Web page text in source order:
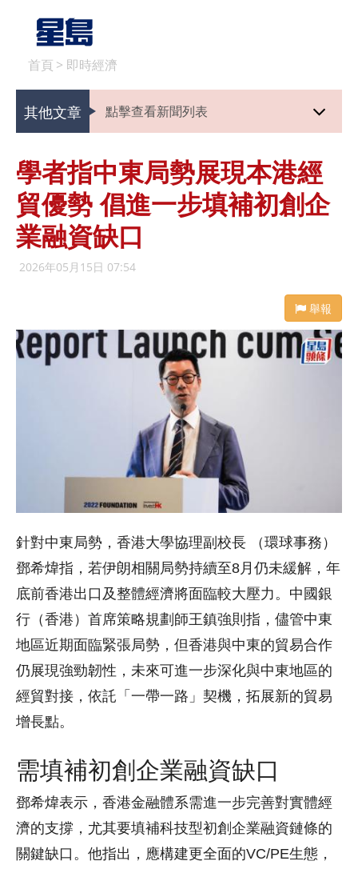
首頁 > 即時經濟
其他文章 點擊查看新聞列表
學者指中東局勢展現本港經
貿優勢 倡進一步填補初創企
業融資缺口
2026年05月15日 07:54
舉報
針對中東局勢，香港大學協理副校長 （環球事務）
鄧希煒指，若伊朗相關局勢持續至8月仍未緩解，年
底前香港出口及整體經濟將面臨較大壓力。中國銀
行（香港）首席策略規劃師王鎮強則指，儘管中東
地區近期面臨緊張局勢，但香港與中東的貿易合作
仍展現強勁韌性，未來可進一步深化與中東地區的
經貿對接，依託「一帶一路」契機，拓展新的貿易
增長點。
需填補初創企業融資缺口
鄧希煒表示，香港金融體系需進一步完善對實體經
濟的支撐，尤其要填補科技型初創企業融資鏈條的
關鍵缺口。他指出，應構建更全面的VC/PE生態，